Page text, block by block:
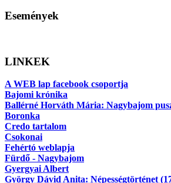
Események
LINKEK
A WEB lap facebook csoportja
Bajomi krónika
Ballérné Horváth Mária: Nagybajom
Boronka
Credo tartalom
Csokonai
Fehértó weblapja
Fürdő - Nagybajom
Gyergyai Albert
György Dávid Anita: Népességtörténet